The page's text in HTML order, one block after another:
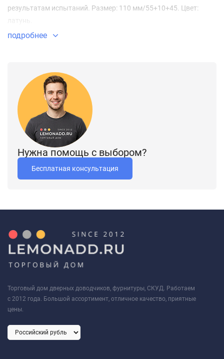
результатам испытаний. Размер: 110 мм/55+10+45. Цвет:
латунь.
подробнее
Нужна помощь с выбором?
Бесплатная консультация
Торговый дом дверных доводчиков, фурнитуры, СКУД. Работаем
с 2012 года. Большой ассортимент, отличное качество, приятные
цены.